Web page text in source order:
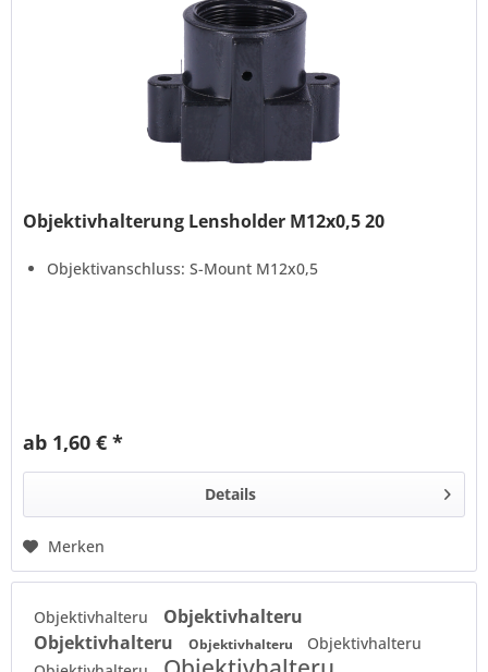
Objektivhalterung Lensholder M12x0,5 20
Objektivanschluss: S-Mount M12x0,5
ab 1,60 € *
Details
Merken
Objektivhalteru
Objektivhalteru
Objektivhalteru
Objektivhalteru
Objektivhalteru